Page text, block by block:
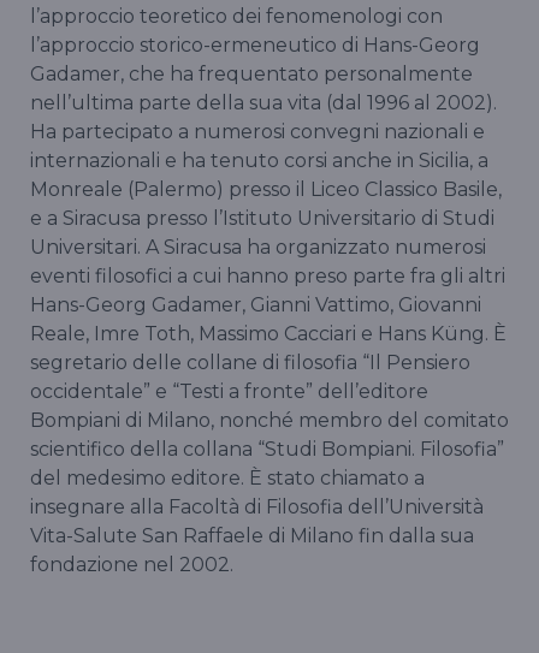
l’approccio teoretico dei fenomenologi con
l’approccio storico-ermeneutico di Hans-Georg
Gadamer, che ha frequentato personalmente
nell’ultima parte della sua vita (dal 1996 al 2002).
Ha partecipato a numerosi convegni nazionali e
internazionali e ha tenuto corsi anche in Sicilia, a
Monreale (Palermo) presso il Liceo Classico Basile,
e a Siracusa presso l’Istituto Universitario di Studi
Universitari. A Siracusa ha organizzato numerosi
eventi filosofici a cui hanno preso parte fra gli altri
Hans-Georg Gadamer, Gianni Vattimo, Giovanni
Reale, Imre Toth, Massimo Cacciari e Hans Küng. È
segretario delle collane di filosofia “Il Pensiero
occidentale” e “Testi a fronte” dell’editore
Bompiani di Milano, nonché membro del comitato
scientifico della collana “Studi Bompiani. Filosofia”
del medesimo editore. È stato chiamato a
insegnare alla Facoltà di Filosofia dell’Università
Vita-Salute San Raffaele di Milano fin dalla sua
fondazione nel 2002.